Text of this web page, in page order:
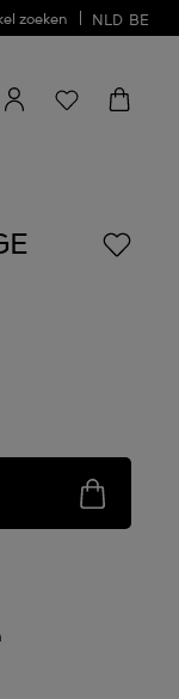
zoeken NLD BE